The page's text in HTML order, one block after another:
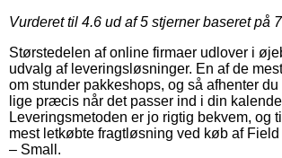
Vurderet til 4.6 ud af 5 stjerner baseret på 7
Størstedelen af online firmaer udlover i
udvalg af leveringsløsninger. En af de
om stunder pakkeshops, og så afhenter
lige præcis når det passer ind i din
Leveringsmetoden er jo rigtig bekvem, og
mest letkøbte fragtløsning ved køb af
– Small.